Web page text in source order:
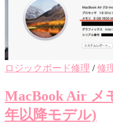
ロジックボード修理 /修
MacBook Air メ
年以降モデル)